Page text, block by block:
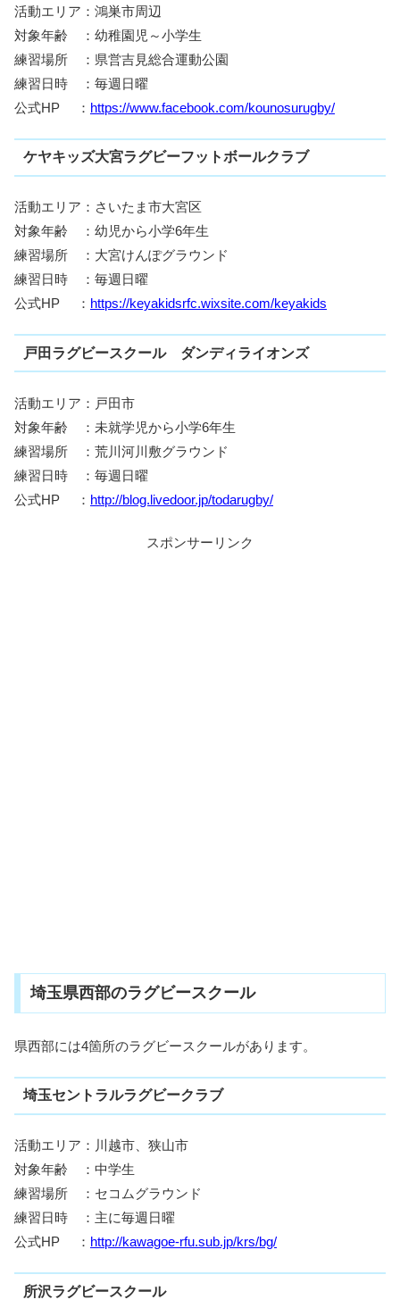
活動エリア：鴻巣市周辺
対象年齢 ：幼稚園児～小学生
練習場所 ：県営吉見総合運動公園
練習日時 ：毎週日曜
公式HP ： https://www.facebook.com/kounosurugby/
ケヤキッズ大宮ラグビーフットボールクラブ
活動エリア：さいたま市大宮区
対象年齢 ：幼児から小学6年生
練習場所 ：大宮けんぽグラウンド
練習日時 ：毎週日曜
公式HP ： https://keyakidsrfc.wixsite.com/keyakids
戸田ラグビースクール ダンディライオンズ
活動エリア：戸田市
対象年齢 ：未就学児から小学6年生
練習場所 ：荒川河川敷グラウンド
練習日時 ：毎週日曜
公式HP ： http://blog.livedoor.jp/todarugby/
スポンサーリンク
埼玉県西部のラグビースクール
県西部には4箇所のラグビースクールがあります。
埼玉セントラルラグビークラブ
活動エリア：川越市、狭山市
対象年齢 ：中学生
練習場所 ：セコムグラウンド
練習日時 ：主に毎週日曜
公式HP ： http://kawagoe-rfu.sub.jp/krs/bg/
所沢ラグビースクール